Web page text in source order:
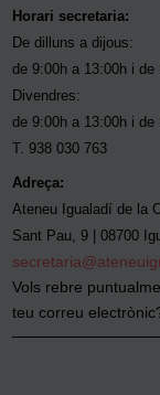
Horari secretaria:
De dilluns a dijous:
de 9:00h a 13:00h i de
Divendres:
de 9:00h a 13:00h i de
T. 938 030 763
Adreça:
Ateneu Igualadí de la
Sant Pau, 9 | 08700
Vols rebre
teu correu